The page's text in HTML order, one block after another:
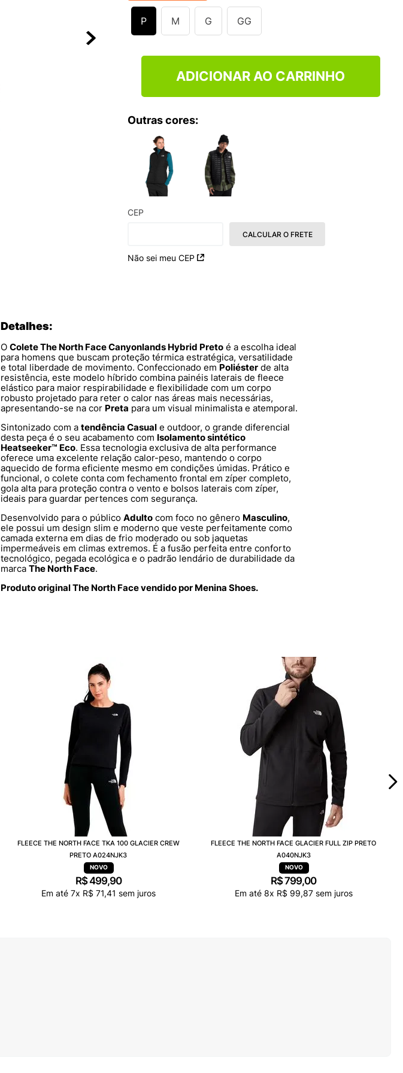
P M G GG
ADICIONAR AO CARRINHO
Outras cores:
CEP
Não sei meu CEP
CALCULAR O FRETE
Detalhes:
O Colete The North Face Canyonlands Hybrid Preto é a escolha ideal
para homens que buscam proteção térmica estratégica, versatilidade
e total liberdade de movimento. Confeccionado em Poliéster de alta
resistência, este modelo híbrido combina painéis laterais de fleece
elástico para maior respirabilidade e flexibilidade com um corpo
robusto projetado para reter o calor nas áreas mais necessárias,
apresentando-se na cor Preta para um visual minimalista e atemporal.
Sintonizado com a tendência Casual e outdoor, o grande diferencial
desta peça é o seu acabamento com Isolamento sintético
Heatseeker™ Eco. Essa tecnologia exclusiva de alta performance
oferece uma excelente relação calor-peso, mantendo o corpo
aquecido de forma eficiente mesmo em condições úmidas. Prático e
funcional, o colete conta com fechamento frontal em zíper completo,
gola alta para proteção contra o vento e bolsos laterais com zíper,
ideais para guardar pertences com segurança.
Desenvolvido para o público Adulto com foco no gênero Masculino,
ele possui um design slim e moderno que veste perfeitamente como
camada externa em dias de frio moderado ou sob jaquetas
impermeáveis em climas extremos. É a fusão perfeita entre conforto
tecnológico, pegada ecológica e o padrão lendário de durabilidade da
marca The North Face.
Produto original The North Face vendido por Menina Shoes.
FLEECE THE NORTH FACE TKA 100 GLACIER CREW
PRETO A024NJK3
R$499,90
Em até 7x R$ 71,41 sem juros
FLEECE THE NORTH FACE GLACIER FULL ZIP PRETO
A040NJK3
R$799,00
Em até 8x R$ 99,87sem juros
VEJA COUNTRY